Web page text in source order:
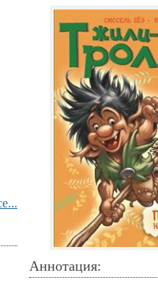
Аннотация: